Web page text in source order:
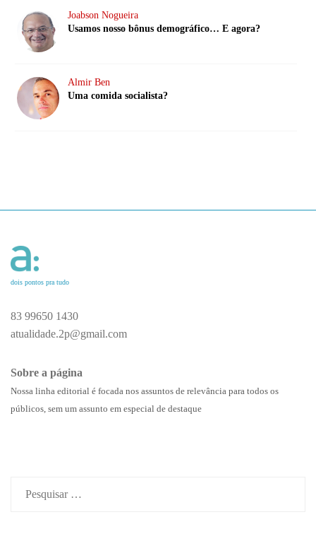
Joabson Nogueira
Usamos nosso bônus demográfico… E agora?
Almir Ben
Uma comida socialista?
dois pontos pra tudo
83 99650 1430
atualidade.2p@gmail.com
Sobre a página
Nossa linha editorial é focada nos assuntos de relevância para todos os
públicos, sem um assunto em especial de destaque